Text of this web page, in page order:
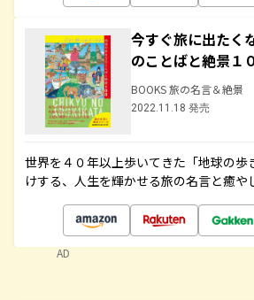
今すぐ旅に出たく
のことばと絶景１
BOOKS 旅の名言＆絶景
2022.11.18 発売
世界を４０年以上歩いてきた「地球の歩
けする、人生を輝かせる旅の名言と癒や
AD